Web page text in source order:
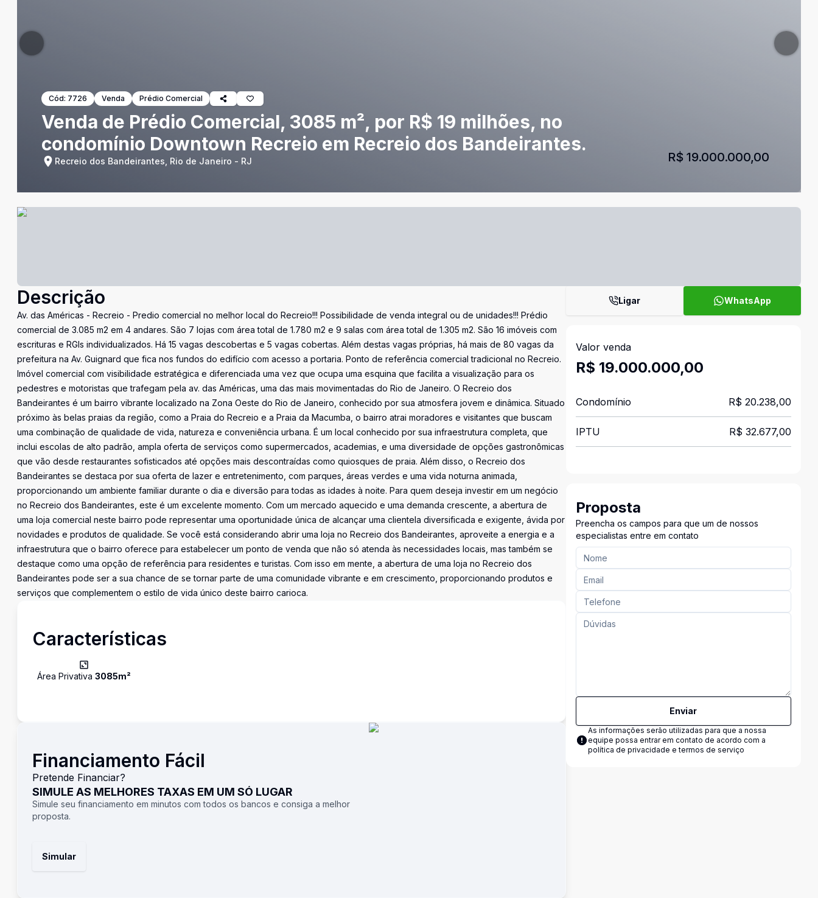
Cód: 7726 Venda Prédio Comercial
Venda de Prédio Comercial, 3085 m², por R$ 19 milhões, no
condomínio Downtown Recreio em Recreio dos Bandeirantes.
Recreio dos Bandeirantes, Rio de Janeiro - RJ R$ 19.000.000,00
Descrição
Av. das Américas - Recreio - Predio comercial no melhor local do Recreio!!! Possibilidade de venda integral ou de unidades!!! Prédio
comercial de 3.085 m2 em 4 andares. São 7 lojas com área total de 1.780 m2 e 9 salas com área total de 1.305 m2. São 16 imóveis com
escrituras e RGIs individualizados. Há 15 vagas descobertas e 5 vagas cobertas. Além destas vagas próprias, há mais de 80 vagas da
prefeitura na Av. Guignard que fica nos fundos do edifício com acesso a portaria. Ponto de referência comercial tradicional no Recreio.
Imóvel comercial com visibilidade estratégica e diferenciada uma vez que ocupa uma esquina que facilita a visualização para os
pedestres e motoristas que trafegam pela av. das Américas, uma das mais movimentadas do Rio de Janeiro. O Recreio dos
Bandeirantes é um bairro vibrante localizado na Zona Oeste do Rio de Janeiro, conhecido por sua atmosfera jovem e dinâmica. Situado
próximo às belas praias da região, como a Praia do Recreio e a Praia da Macumba, o bairro atrai moradores e visitantes que buscam
uma combinação de qualidade de vida, natureza e conveniência urbana. É um local conhecido por sua infraestrutura completa, que
inclui escolas de alto padrão, ampla oferta de serviços como supermercados, academias, e uma diversidade de opções gastronômicas
que vão desde restaurantes sofisticados até opções mais descontraídas como quiosques de praia. Além disso, o Recreio dos
Bandeirantes se destaca por sua oferta de lazer e entretenimento, com parques, áreas verdes e uma vida noturna animada,
proporcionando um ambiente familiar durante o dia e diversão para todas as idades à noite. Para quem deseja investir em um negócio
no Recreio dos Bandeirantes, este é um excelente momento. Com um mercado aquecido e uma demanda crescente, a abertura de
uma loja comercial neste bairro pode representar uma oportunidade única de alcançar uma clientela diversificada e exigente, ávida por
novidades e produtos de qualidade. Se você está considerando abrir uma loja no Recreio dos Bandeirantes, aproveite a energia e a
infraestrutura que o bairro oferece para estabelecer um ponto de venda que não só atenda às necessidades locais, mas também se
destaque como uma opção de referência para residentes e turistas. Com isso em mente, a abertura de uma loja no Recreio dos
Bandeirantes pode ser a sua chance de se tornar parte de uma comunidade vibrante e em crescimento, proporcionando produtos e
serviços que complementem o estilo de vida único deste bairro carioca.
Características
Área Privativa 3085m²
Financiamento Fácil
Pretende Financiar?
SIMULE AS MELHORES TAXAS EM UM SÓ LUGAR
Simule seu financiamento em minutos com todos os bancos e consiga a melhor
proposta.
Simular
Ligar WhatsApp
Valor venda
R$ 19.000.000,00
Condomínio R$ 20.238,00
IPTU R$ 32.677,00
Proposta
Preencha os campos para que um de nossos
especialistas entre em contato
Enviar
As informações serão utilizadas para que a nossa
equipe possa entrar em contato de acordo com a
política de privacidade e termos de serviço